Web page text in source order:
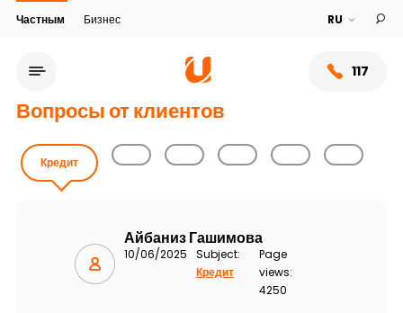
Частным Бизнес
117
Вопросы от клиентов
Кредит
Айбаниз Гашимова
10/06/2025
Subject:
Кредит
Page
views:
4250